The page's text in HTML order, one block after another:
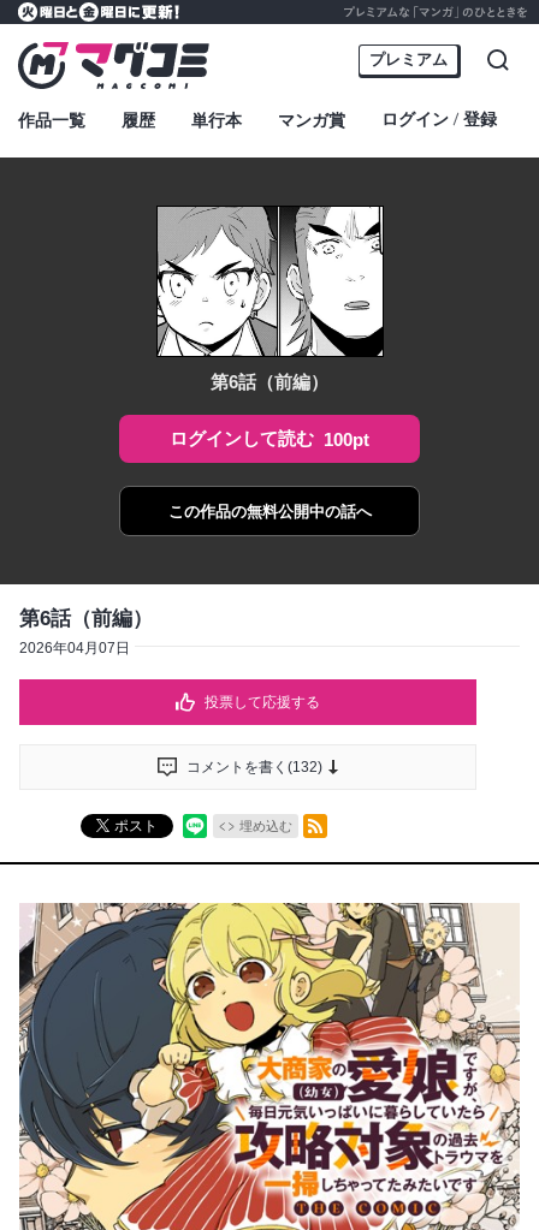
マグコミ – Mag Garden Comic Online
プレミアムな「マンガ」のひとときを
火曜日と金曜日に更新！
プレミアム
作品一覧 履歴 単行本 マンガ賞 ログイン ・
登録
検索
第6話（前編）
ログインして読む 100pt
この作品の無料公開中の話へ
第6話（前編）
2026年04月07日
投票して応援する
コメントを書く(132)
ポスト 埋め込む
RSSフィード